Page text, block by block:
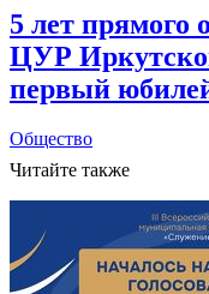
5 лет прямого
ЦУР
первый
Общество
Читайте также